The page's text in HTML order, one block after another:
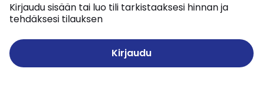
Kirjaudu sisään tai luo tili tarkistaaksesi hinnan ja
tehdäksesi tilauksen
Kirjaudu